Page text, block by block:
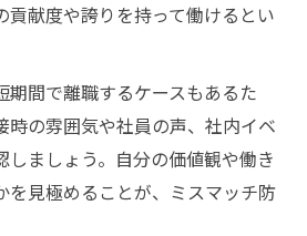
貢献度や誇りを持って働けるとい
期間で離職するケースもあるた
時の雰囲気や社員の声、社内イベ
しましょう。自分の価値観や働き
を見極めることが、ミスマッチ防